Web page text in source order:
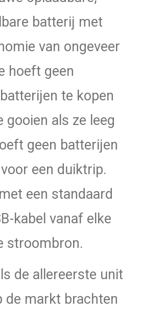
batterij met
van ongeveer
hoeft geen
te kopen
gooien als ze leeg
geen batterijen
een duiktrip.
een standaard
kabel vanaf elke
stroombron.
de allereerste unit
de markt brachten